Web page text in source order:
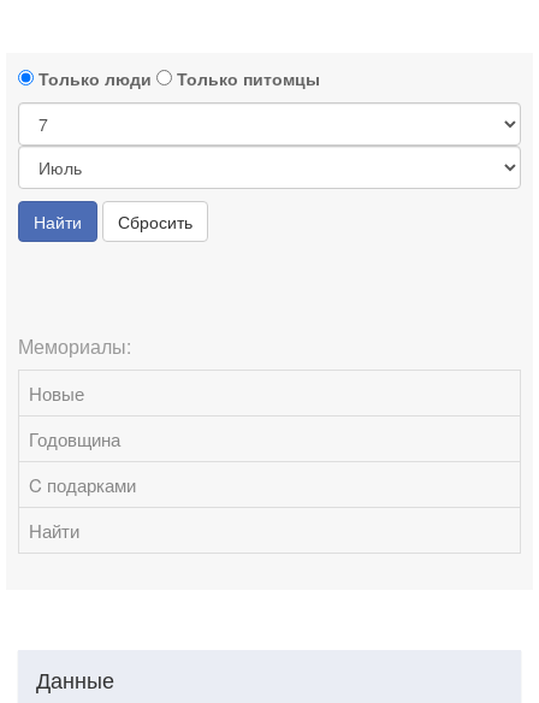
Только люди Только питомцы
Найти Сбросить
Мемориалы:
Новые
Годовщина
C подарками
Найти
Данные